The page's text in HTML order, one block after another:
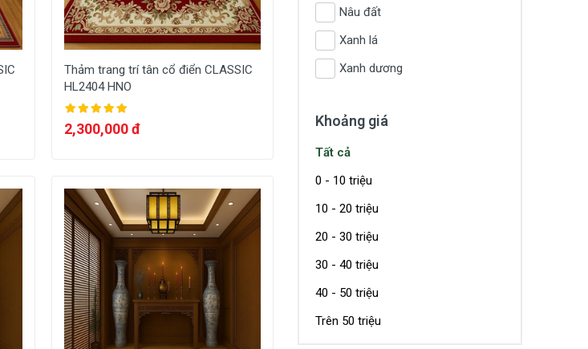
Thảm trang trí tân cổ điển CLASSIC
HL2404 HNO
2,300,000 đ
Nâu đất
Xanh lá
Xanh dương
Khoảng giá
Tất cả
0 - 10 triệu
10 - 20 triệu
20 - 30 triệu
30 - 40 triệu
40 - 50 triệu
Trên 50 triệu